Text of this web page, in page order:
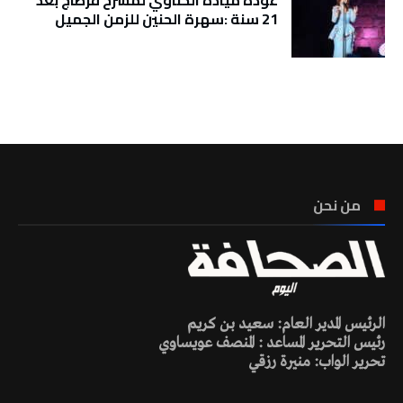
21 سنة :سهرة الحنين للزمن الجميل
من نحن
الرئيس المدير العام: سعيد بن كريم
رئيس التحرير المساعد : المنصف عويساوي
تحرير الواب: منيرة رزقي